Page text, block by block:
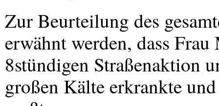
Zur Beurteilung des
erwähnt werden, dass
8stündigen Straßenaktion
großen Kälte erkrankte